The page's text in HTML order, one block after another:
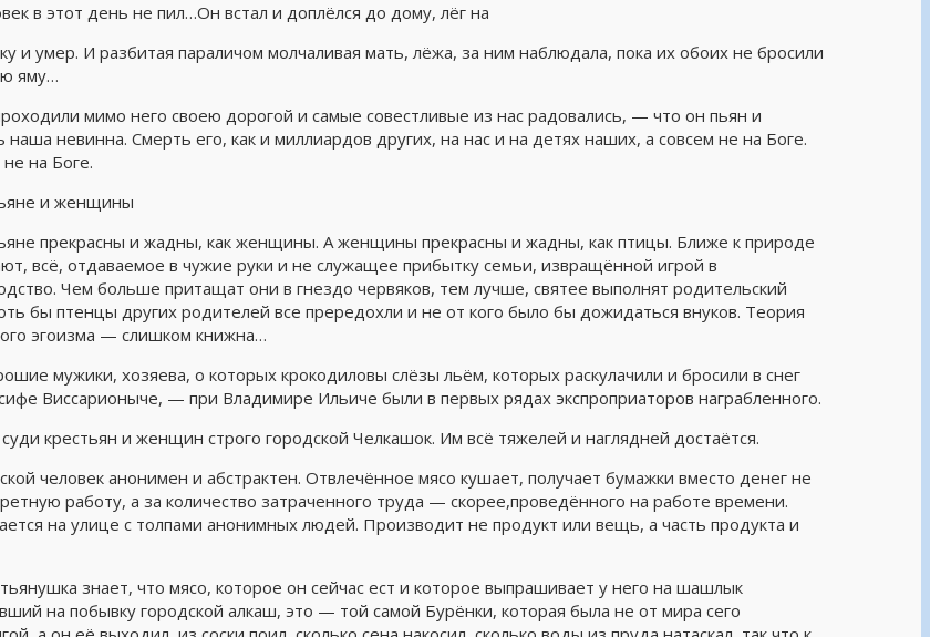
в этот день не пил…Он встал и доплёлся до дому, лёг на
и умер. И разбитая параличом молчаливая мать, лёжа, за ним наблюдала, пока их обоих не бросили
яму…
мимо него своею дорогой и самые совестливые из нас радовались, — что он пьян и
наша невинна. Смерть его, как и миллиардов других, на нас и на детях наших, а совсем не на Боге.
на Боге.
и женщины
прекрасны и жадны, как женщины. А женщины прекрасны и жадны, как птицы. Ближе к природе
всё, отдаваемое в чужие руки и не служащее прибытку семьи, извращённой игрой в
Чем больше притащат они в гнездо червяков, тем лучше, святее выполнят родительский
бы птенцы других родителей все прередохли и не от кого было бы дожидаться внуков. Теория
эгоизма — слишком книжна…
мужики, хозяева, о которых крокодиловы слёзы льём, которых раскулачили и бросили в снег
Виссарионыче, — при Владимире Ильиче были в первых рядах экспроприаторов награбленного.
крестьян и женщин строго городской Челкашок. Им всё тяжелей и наглядней достаётся.
человек анонимен и абстрактен. Отвлечённое мясо кушает, получает бумажки вместо денег не
работу, а за количество затраченного труда — скорее,проведённого на работе времени.
на улице с толпами анонимных людей. Производит не продукт или вещь, а часть продукта и
знает, что мясо, которое он сейчас ест и которое выпрашивает у него на шашлык
на побывку городской алкаш, это — той самой Бурёнки, которая была не от мира сего